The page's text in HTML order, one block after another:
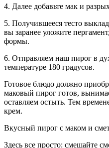
4. Далее добавьте мак и
5. Получившееся тесто
вы заранее уложите
формы.
6. Отправляем наш пирог в
температуре 180 градусов.
Готовое блюдо должно
маковый пирог готов,
оставляем остыть. Тем
крем.
Вкусный пирог с маком и
Здесь все просто: смешайте